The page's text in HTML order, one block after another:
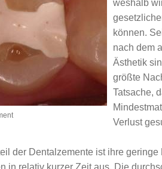
Gold-
3-D-
Vor-
Pflege
Kinder
Zahnersatz / Prothetik
Erosionen
Ursachen
weshalb
können.
nach dem
Ästhetik
größte
Tatsache,
Verlust
der Dentalzemente ist ihre
in relativ kurzer Zeit aus. Die